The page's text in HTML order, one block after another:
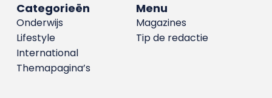
Menu
Magazines
Tip de redactie
Categorieën
Onderwijs
Lifestyle
International
Themapagina’s